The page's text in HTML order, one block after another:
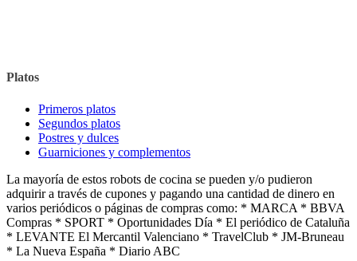
Platos
Primeros platos
Segundos platos
Postres y dulces
Guarniciones y complementos
La mayoría de estos robots de cocina se pueden y/o pudieron
adquirir a través de cupones y pagando una cantidad de dinero en
varios periódicos o páginas de compras como: * MARCA * BBVA
Compras * SPORT * Oportunidades Día * El periódico de Cataluña
* LEVANTE El Mercantil Valenciano * TravelClub * JM-Bruneau
* La Nueva España * Diario ABC